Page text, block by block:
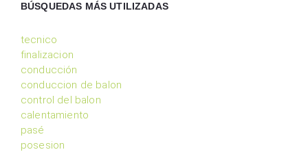
BÚSQUEDAS MÁS UTILIZADAS
tecnico
finalizacion
conducción
conduccion de balon
control del balon
calentamiento
pasé
posesion